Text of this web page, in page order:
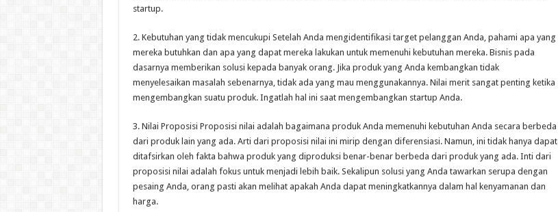
startup.
2. Kebutuhan yang tidak mencukupi Setelah Anda mengidentifikasi target pelanggan Anda, pahami apa yang
mereka butuhkan dan apa yang dapat mereka lakukan untuk memenuhi kebutuhan mereka. Bisnis pada
dasarnya memberikan solusi kepada banyak orang. Jika produk yang Anda kembangkan tidak
menyelesaikan masalah sebenarnya, tidak ada yang mau menggunakannya. Nilai merit sangat penting ketika
mengembangkan suatu produk. Ingatlah hal ini saat mengembangkan startup Anda.
3. Nilai Proposisi Proposisi nilai adalah bagaimana produk Anda memenuhi kebutuhan Anda secara berbeda
dari produk lain yang ada. Arti dari proposisi nilai ini mirip dengan diferensiasi. Namun, ini tidak hanya dapat
ditafsirkan oleh fakta bahwa produk yang diproduksi benar-benar berbeda dari produk yang ada. Inti dari
proposisi nilai adalah fokus untuk menjadi lebih baik. Sekalipun solusi yang Anda tawarkan serupa dengan
pesaing Anda, orang pasti akan melihat apakah Anda dapat meningkatkannya dalam hal kenyamanan dan
harga.